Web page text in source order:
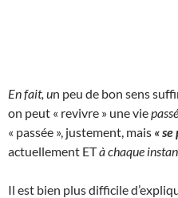
En fait, un peu de bon sens
on peut « revivre » une vie
« passée », justement, mais « se
actuellement ETà chaque
Il est bien plus difficile